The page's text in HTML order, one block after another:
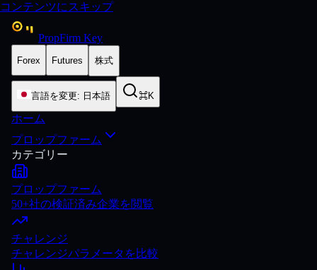
コンテンツにスキップ
PropFirm Key
Forex Futures 株式
言語を変更: 日本語 ⌘K
ホーム
プロップファーム
カテゴリー
プロップファーム
50+社の検証済み企業を閲覧
チャレンジ
チャレンジパラメータを比較